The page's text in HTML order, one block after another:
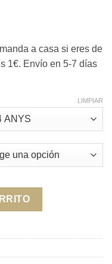
a casa si eres de
1€. Envío en 5-7 días
LIMPIAR
gustos...colors! cantidad